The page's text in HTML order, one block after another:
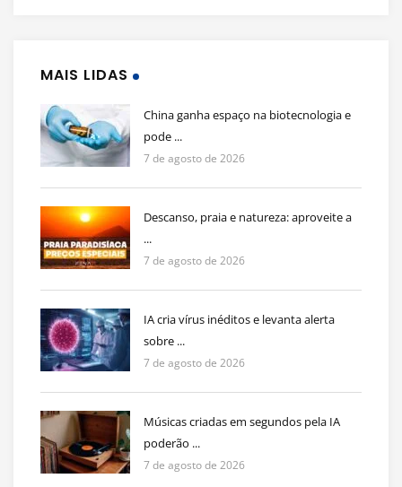
MAIS LIDAS
China ganha espaço na biotecnologia e
pode ...
7 de agosto de 2026
Descanso, praia e natureza: aproveite a
...
7 de agosto de 2026
IA cria vírus inéditos e levanta alerta
sobre ...
7 de agosto de 2026
Músicas criadas em segundos pela IA
poderão ...
7 de agosto de 2026